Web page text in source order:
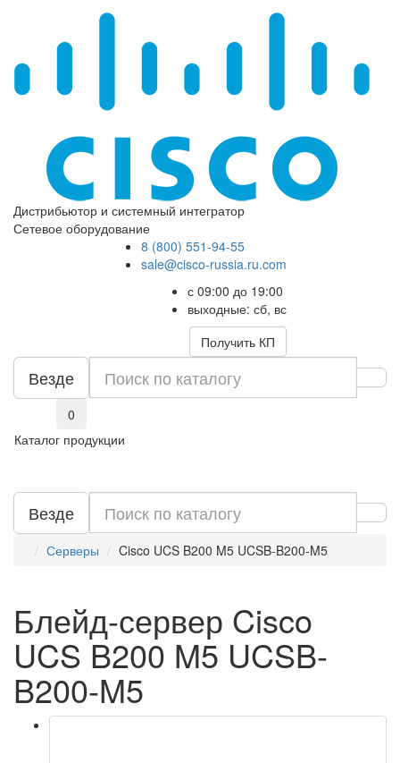
Дистрибьютор и системный интегратор
Сетевое оборудование
8 (800) 551-94-55
sale@cisco-russia.ru.com
с 09:00 до 19:00
выходные: сб, вс
Получить КП
Везде
0
Каталог продукции
Везде
Серверы Cisco UCS B200 M5 UCSB-B200-M5
Блейд-сервер Cisco
UCS B200 M5 UCSB-
B200-M5